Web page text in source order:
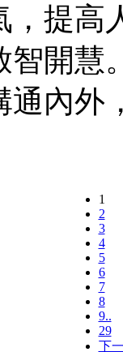
，提高
智開慧
通內外
1
2
3
4
5
6
7
8
9..
29
下